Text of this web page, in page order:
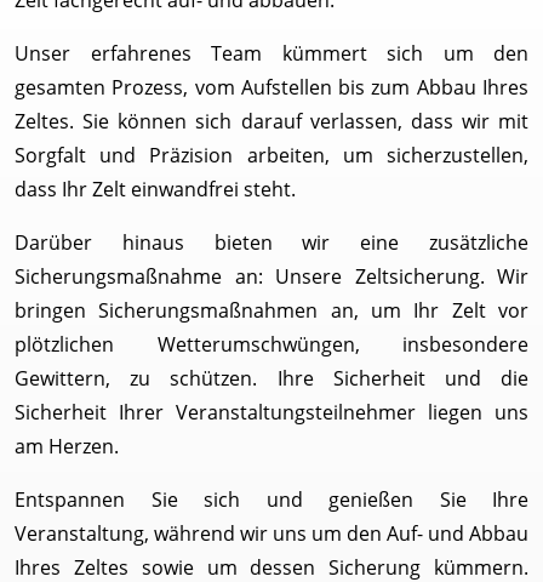
Unser erfahrenes Team kümmert sich um den
gesamten Prozess, vom Aufstellen bis zum Abbau Ihres
Zeltes. Sie können sich darauf verlassen, dass wir mit
Sorgfalt und Präzision arbeiten, um sicherzustellen,
dass Ihr Zelt einwandfrei steht.
Darüber hinaus bieten wir eine zusätzliche
Sicherungsmaßnahme an: Unsere Zeltsicherung. Wir
bringen Sicherungsmaßnahmen an, um Ihr Zelt vor
plötzlichen Wetterumschwüngen, insbesondere
Gewittern, zu schützen. Ihre Sicherheit und die
Sicherheit Ihrer Veranstaltungsteilnehmer liegen uns
am Herzen.
Entspannen Sie sich und genießen Sie Ihre
Veranstaltung, während wir uns um den Auf- und Abbau
Ihres Zeltes sowie um dessen Sicherung kümmern.